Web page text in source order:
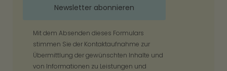
Mit dem Absenden dieses Formulars
stimmen Sie der Kontaktaufnahme zur
Übermittlung der gewünschten Inhalte und
von Informationen zu Leistungen und